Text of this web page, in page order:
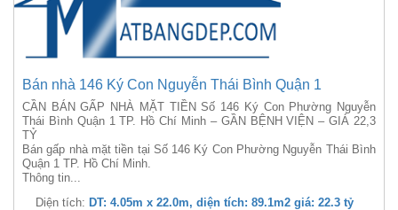
Bán nhà 146 Ký Con Nguyễn Thái Bình Quận 1
CẦN BÁN GẤP NHÀ MẶT TIỀN Số 146 Ký Con Phường Nguyễn
Thái Bình Quận 1 TP. Hồ Chí Minh – GẦN BỆNH VIỆN – GIÁ 22,3
TỶ
Bán gấp nhà mặt tiền tại Số 146 Ký Con Phường Nguyễn Thái Bình
Quận 1 TP. Hồ Chí Minh.
Thông tin...
Diện tích: DT: 4.05m x 22.0m, diện tích: 89.1m2 giá: 22.3 tỷ